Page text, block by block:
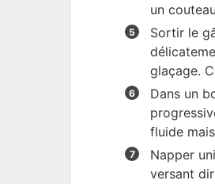
un
Sortir le
glaçage.
Dans un
fluide
Napper
versant